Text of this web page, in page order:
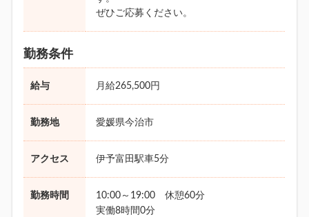
ぜひご応募ください。
勤務条件
給与 月給265,500円
勤務地 愛媛県今治市
アクセス 伊予富田駅車5分
勤務時間
10:00～19:00 休憩60分
実働8時間0分